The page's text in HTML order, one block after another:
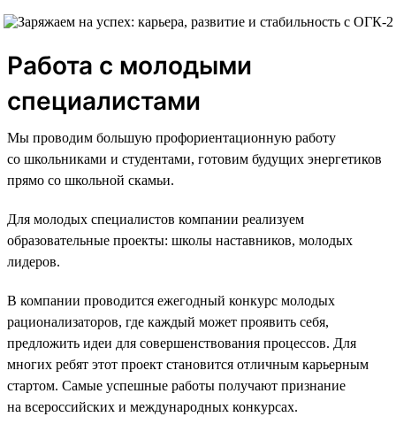
Работа с молодыми
специалистами
Мы проводим большую профориентационную работу
со школьниками и студентами, готовим будущих энергетиков
прямо со школьной скамьи.
Для молодых специалистов компании реализуем
образовательные проекты: школы наставников, молодых
лидеров.
В компании проводится ежегодный конкурс молодых
рационализаторов, где каждый может проявить себя,
предложить идеи для совершенствования процессов. Для
многих ребят этот проект становится отличным карьерным
стартом. Самые успешные работы получают признание
на всероссийских и международных конкурсах.